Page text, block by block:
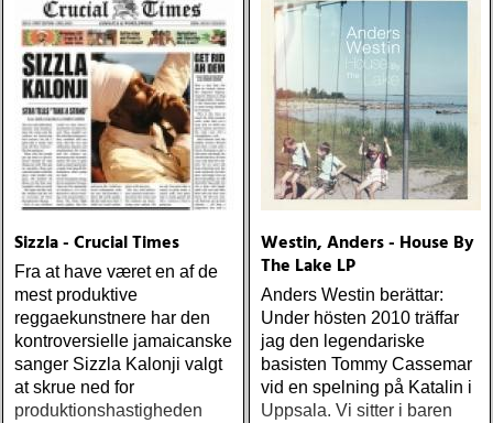
Sizzla - Crucial Times
Fra at have været en af de
mest produktive
reggaekunstnere har den
kontroversielle jamaicanske
sanger Sizzla Kalonji valgt
at skrue ned for
produktionshastigheden
Westin, Anders - House By
The Lake LP
Anders Westin berättar:
Under hösten 2010 träffar
jag den legendariske
basisten Tommy Cassemar
vid en spelning på Katalin i
Uppsala. Vi sitter i baren